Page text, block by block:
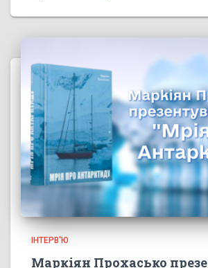
ІНТЕРВ'Ю
Маркіян Прохасько